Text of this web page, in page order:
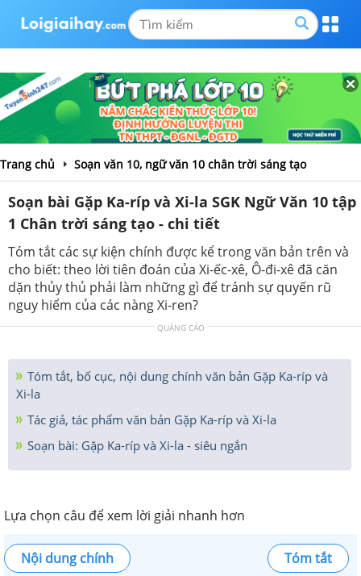
Trang chủ Soạn văn 10, ngữ văn 10 chân trời sáng tạo
Soạn bài Gặp Ka-ríp và Xi-la SGK Ngữ Văn 10 tập
1 Chân trời sáng tạo - chi tiết
Tóm tắt các sự kiện chính được kể trong văn bản trên và
cho biết: theo lời tiên đoán của Xi-ếc-xê, Ô-đi-xê đã căn
dặn thủy thủ phải làm những gì để tránh sự quyến rũ
nguy hiểm của các nàng Xi-ren?
QUẢNG CÁO
Tóm tắt, bố cục, nội dung chính văn bản Gặp Ka-ríp và
Xi-la
Tác giả, tác phẩm văn bản Gặp Ka-ríp và Xi-la
Soạn bài: Gặp Ka-ríp và Xi-la - siêu ngắn
Lựa chọn câu để xem lời giải nhanh hơn
Nội dung chính
Tóm tắt